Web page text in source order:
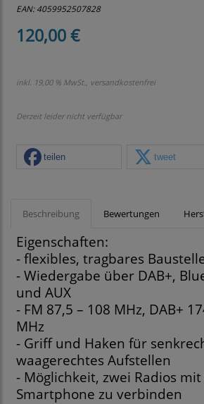
EAN: 4059952507828
120,00 €
inkl. 19,00 % MwSt., versandkostenfrei
Derzeit leider nicht verfügbar
teilen tweet
Beschreibung Bewertungen
Eigenschaften:
- flexibles, tragbares
- Wiedergabe über DAB+,
und AUX
- FM 87,5 – 108 MHz, DAB+
MHz
- Griff und Haken für
waagerechtes Aufstellen
- Möglichkeit, zwei Radios
Smartphone zu verbinden